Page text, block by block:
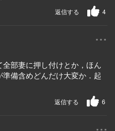
4
返信する
...
部妻に押し付けとか，ほん
備含めどんだけ大変か．起
6
返信する
...